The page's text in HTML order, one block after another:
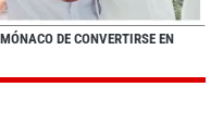
DE CONVERTIRSE EN